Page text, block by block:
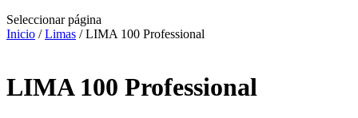
Seleccionar página
Inicio /Limas / LIMA 100 Professional
LIMA 100 Professional